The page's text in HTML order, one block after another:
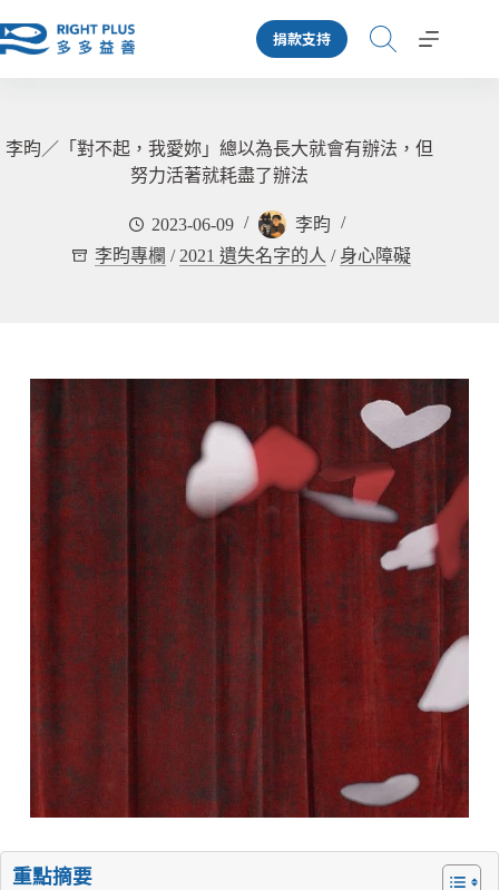
至
容
捐款支持
李昀／「對不起，我愛妳」總以為長大就會有辦法，但
努力活著就耗盡了辦法
2023-06-09
李昀
李昀專欄 / 2021 遺失名字的人 / 身心障礙
重點摘要